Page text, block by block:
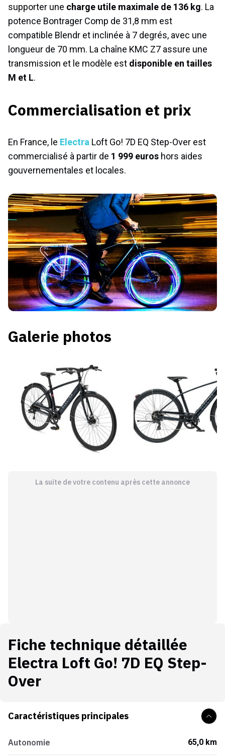
supporter une charge utile maximale de 136 kg. La
potence Bontrager Comp de 31,8 mm est
compatible Blendr et inclinée à 7 degrés, avec une
longueur de 70 mm. La chaîne KMC Z7 assure une
transmission et le modèle est disponible en tailles
M et L.
Commercialisation et prix
En France, le Electra Loft Go! 7D EQ Step-Over est
commercialisé à partir de 1 999 euros hors aides
gouvernementales et locales.
Galerie photos
La suite de votre contenu après cette annonce
Fiche technique détaillée
Electra Loft Go! 7D EQ Step-
Over
Caractéristiques principales
Autonomie 65,0 km